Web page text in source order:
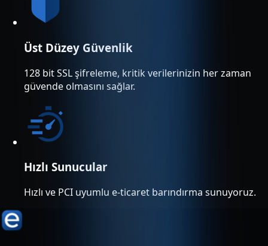
Üst Düzey Güvenlik
128 bit SSL şifreleme, kritik verilerinizin her zaman
güvende olmasını sağlar.
Hızlı Sunucular
Hızlı ve PCI uyumlu e-ticaret barındırma sunuyoruz.